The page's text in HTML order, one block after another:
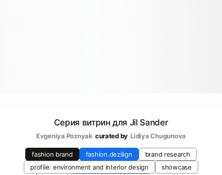
Серия витрин для Jil Sander
Evgeniya Poznyak curated by Lidiya Chugunova
fashion brand fashion.deziiign
brand research
profile: environment and interior design
showcase